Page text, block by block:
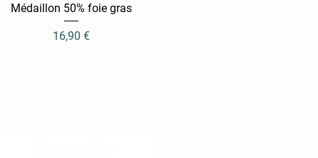
Aperçu rapide
Médaillon 50% foie gras
Prix
16,90 €